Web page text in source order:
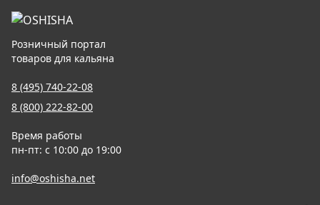
Розничный портал
товаров для кальяна
8 (495) 740-22-08
8 (800) 222-82-00
Время работы
пн-пт: с 10:00 до 19:00
info@oshisha.net